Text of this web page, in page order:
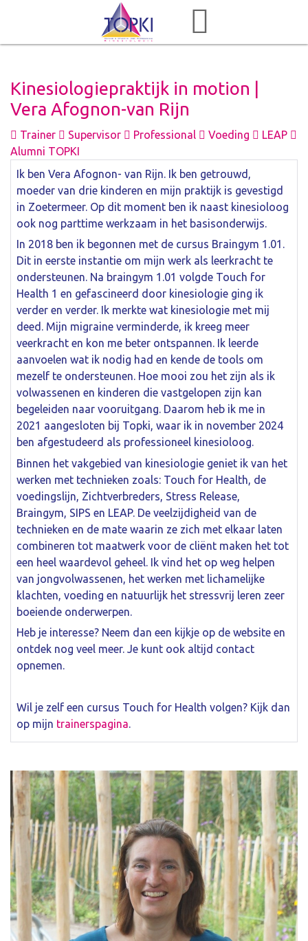
Kinesiologiepraktijk in motion |
Vera Afognon-van Rijn
Trainer Supervisor Professional Voeding
LEAP
Alumni TOPKI
Ik ben Vera Afognon- van Rijn. Ik ben getrouwd,
moeder van drie kinderen en mijn praktijk is gevestigd
in Zoetermeer. Op dit moment ben ik naast kinesioloog
ook nog parttime werkzaam in het basisonderwijs.
In 2018 ben ik begonnen met de cursus Braingym 1.01.
Dit in eerste instantie om mijn werk als leerkracht te
ondersteunen. Na braingym 1.01 volgde Touch for
Health 1 en gefascineerd door kinesiologie ging ik
verder en verder. Ik merkte wat kinesiologie met mij
deed. Mijn migraine verminderde, ik kreeg meer
veerkracht en kon me beter ontspannen. Ik leerde
aanvoelen wat ik nodig had en kende de tools om
mezelf te ondersteunen. Hoe mooi zou het zijn als ik
volwassenen en kinderen die vastgelopen zijn kan
begeleiden naar vooruitgang. Daarom heb ik me in
2021 aangesloten bij Topki, waar ik in november 2024
ben afgestudeerd als professioneel kinesioloog.
Binnen het vakgebied van kinesiologie geniet ik van het
werken met technieken zoals: Touch for Health, de
voedingslijn, Zichtverbreders, Stress Release,
Braingym, SIPS en LEAP. De veelzijdigheid van de
technieken en de mate waarin ze zich met elkaar laten
combineren tot maatwerk voor de cliënt maken het tot
een heel waardevol geheel. Ik vind het op weg helpen
van jongvolwassenen, het werken met lichamelijke
klachten, voeding en natuurlijk het stressvrij leren zeer
boeiende onderwerpen.
Heb je interesse? Neem dan een kijkje op de website en
ontdek nog veel meer. Je kunt ook altijd contact
opnemen.
Wil je zelf een cursus Touch for Health volgen? Kijk dan
op mijn trainerspagina.